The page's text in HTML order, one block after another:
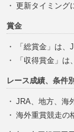
・ 更新タイミング
賞金
・
「総賞金」は
・
「収得賞金」
レース成績、条件
・ JRA、地方、海
・ 海外重賞競走の